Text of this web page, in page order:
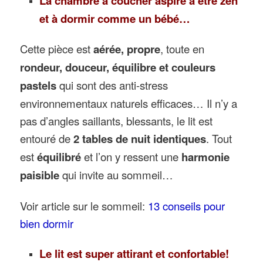
et à dormir comme un bébé…
Cette pièce estaérée, propre, toute en
rondeur, douceur, équilibre et couleurs
pastelsqui sont des anti-stress
environnementaux naturels efficaces… Il n’y a
pas d’angles saillants, blessants, le lit est
entouré de2 tables de nuit identiques. Tout
estéquilibréet l’on y ressent une harmonie
paisiblequi invite au sommeil…
Voir article sur le sommeil: 13 conseils pour
bien dormir
Le lit est super attirant et confortable!